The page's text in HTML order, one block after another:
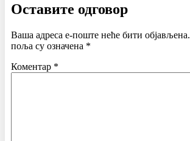
Оставите одговор
Ваша адреса е-поште неће бити објављена.
поља су означена *
Коментар *